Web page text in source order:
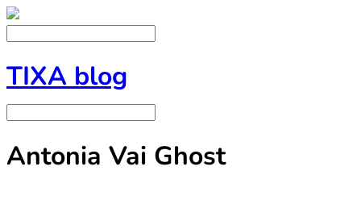
TIXA blog
Antonia Vai Ghost